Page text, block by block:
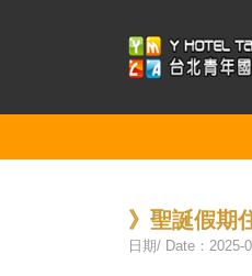
》聖誕假期
日期/ Date：2025-